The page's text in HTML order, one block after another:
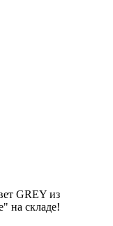
GREY из
на складе!